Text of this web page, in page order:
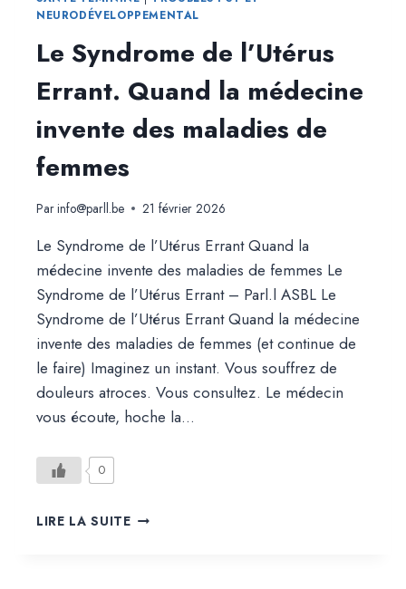
SILENCES,
ET
DE
REDÉCOUVERTES
NEURODÉVELOPPEMENTAL
Le Syndrome de l’Utérus
Errant. Quand la médecine
invente des maladies de
femmes
Parinfo@parll.be 21 février 2026
Le Syndrome de l’Utérus Errant Quand la
médecine invente des maladies de femmes Le
Syndrome de l’Utérus Errant – Parl.l ASBL Le
Syndrome de l’Utérus Errant Quand la médecine
invente des maladies de femmes (et continue de
le faire) Imaginez un instant. Vous souffrez de
douleurs atroces. Vous consultez. Le médecin
vous écoute, hoche la…
0
LIRE LA SUITELE